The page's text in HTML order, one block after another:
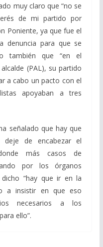
muy claro que “no se
de mi partido por
Poniente, ya que fue el
denuncia para que se
también que “en el
(PAL), su partido
a cabo un pacto con el
apoyaban a tres
señalado que hay que
deje de encabezar el
más casos de
por los órganos
“hay que ir en la
a insistir en que eso
necesarios a los
ello”.